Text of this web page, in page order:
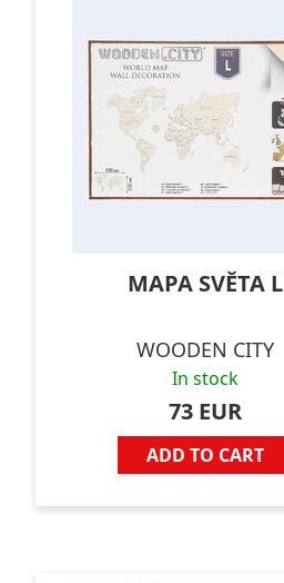
MAPA SVĚTA L
WOODEN CITY
In stock
73 EUR
ADD TO CART